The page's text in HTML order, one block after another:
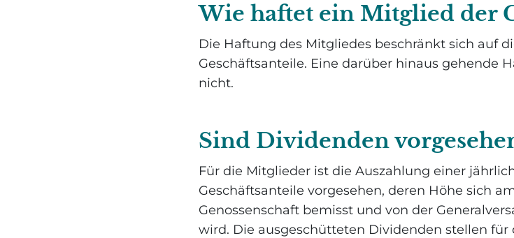
Wie haftet ein Mitglied der
Die Haftung des Mitgliedes beschränkt sich auf
Geschäftsanteile. Eine darüber hinaus gehende
nicht.
Sind Dividenden
Für die Mitglieder ist die Auszahlung einer
Geschäftsanteile vorgesehen, deren Höhe sich
Genossenschaft bemisst und von der
wird. Die ausgeschütteten Dividenden stellen für